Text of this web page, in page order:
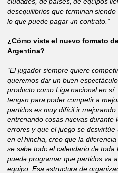
desequilibrios que terminan
lo que puede pagar un contrato.”
¿Cómo viste el nuevo formato
Argentina?
“El jugador siempre quiere
queremos dar un buen
producto como Liga nacional en
tengan para poder competir a
partidos es muy difícil ir
entrenando cosas nuevas durante
errores y que el juego se
en el hincha, creo que la
se sabe todo el calendario de
puede programar que partidos va
equipo. Esa estructura de